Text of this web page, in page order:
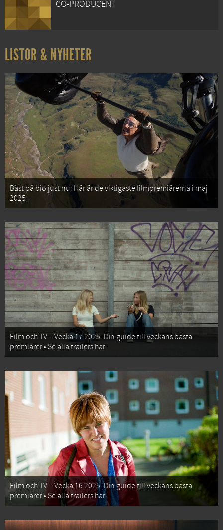
CO-PRODUCENT
LISTOR & NYHETER
Bäst på bio just nu: Här är de viktigaste filmpremiärerna i maj
2025
Film och TV – Vecka 17 2025: Din guide till veckans bästa
premiärer • Se alla trailers här
Film och TV – Vecka 16 2025: Din guide till veckans bästa
premiärer • Se alla trailers här